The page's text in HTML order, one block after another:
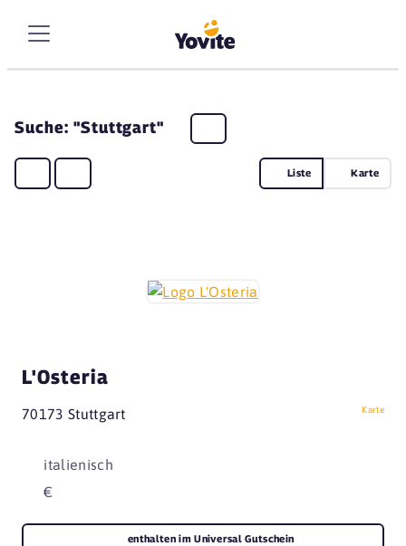
Suche: "Stuttgart"
Liste Karte
L'Osteria
70173 Stuttgart Karte
italienisch
€
enthalten im Universal Gutschein